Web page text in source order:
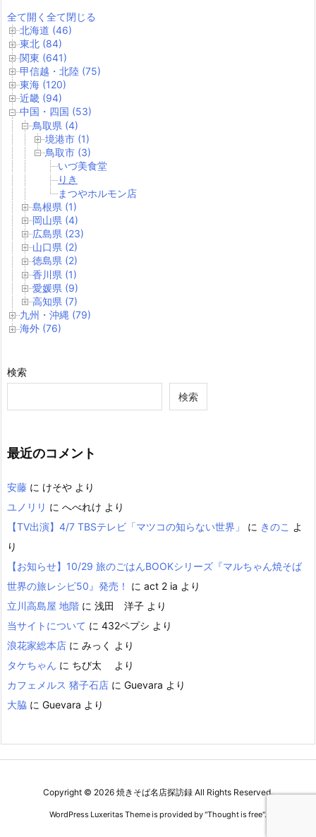
全て開く 全て閉じる
北海道 (46)
東北 (84)
関東 (641)
甲信越・北陸 (75)
東海 (120)
近畿 (94)
中国・四国 (53)
鳥取県 (4)
境港市 (1)
鳥取市 (3)
いづ美食堂
りき
まつやホルモン店
島根県 (1)
岡山県 (4)
広島県 (23)
山口県 (2)
徳島県 (2)
香川県 (1)
愛媛県 (9)
高知県 (7)
九州・沖縄 (79)
海外 (76)
検索
検索
最近のコメント
安藤 に けそや より
ユノリリ に へべれけ より
【TV出演】4/7 TBSテレビ「マツコの知らない世界」
に きのこ よ
り
【お知らせ】10/29 旅のごはんBOOKシリーズ『マルちゃん焼そば
世界の旅レシピ50』発売！
に act 2 ia より
立川高島屋 地階 に 浅田 洋子 より
当サイトについて に 432ペプシ より
浪花家総本店 に みっく
より
タケちゃん に ちび太
より
カフェメルス 猪子石店 に Guevara より
大脇 に Guevara より
Copyright © 2026 焼きそば名店探訪録 All Rights Reserved.
WordPress Luxeritas Theme is provided by "Thought is free".